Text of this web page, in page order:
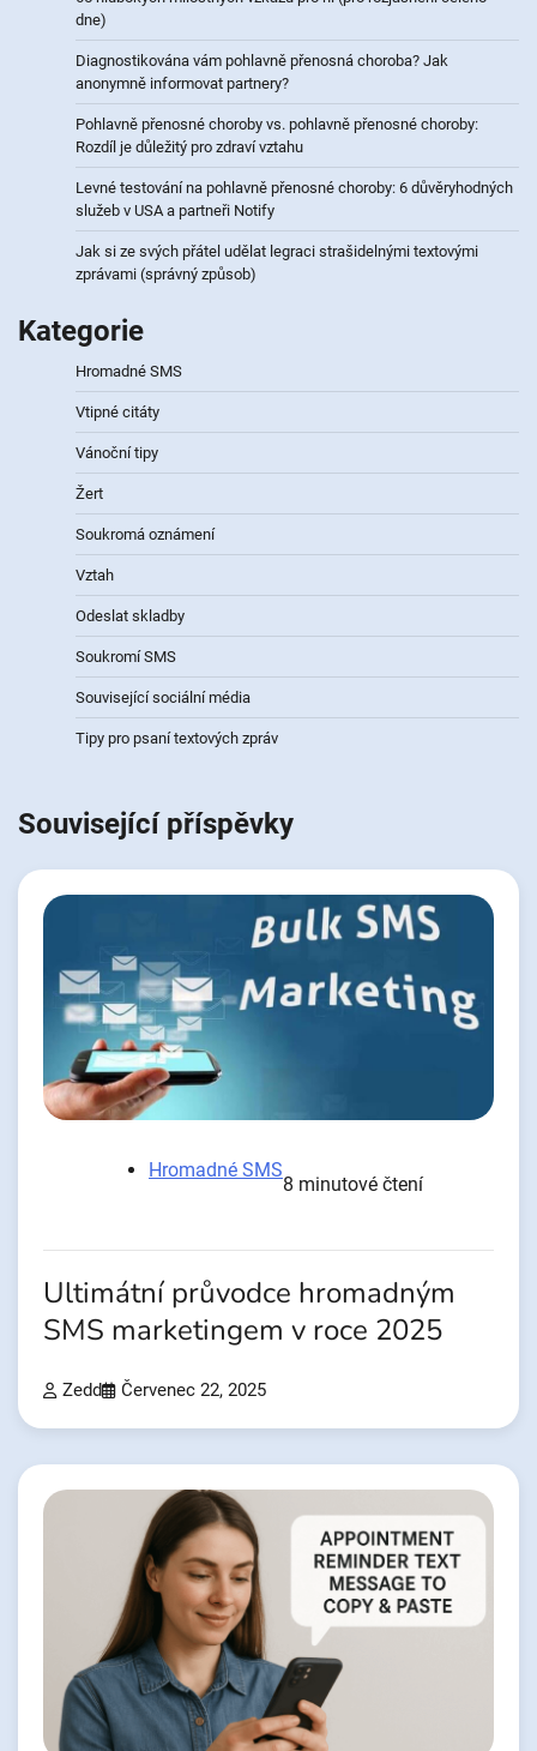
dne)
Diagnostikována vám pohlavně přenosná choroba? Jak
anonymně informovat partnery?
Pohlavně přenosné choroby vs. pohlavně přenosné choroby:
Rozdíl je důležitý pro zdraví vztahu
Levné testování na pohlavně přenosné choroby: 6 důvěryhodných
služeb v USA a partneři Notify
Jak si ze svých přátel udělat legraci strašidelnými textovými
zprávami (správný způsob)
Kategorie
Hromadné SMS
Vtipné citáty
Vánoční tipy
Žert
Soukromá oznámení
Vztah
Odeslat skladby
Soukromí SMS
Související sociální média
Tipy pro psaní textových zpráv
Související příspěvky
Hromadné SMS
8 minutové čtení
Ultimátní průvodce hromadným
SMS marketingem v roce 2025
Zedd Červenec 22, 2025